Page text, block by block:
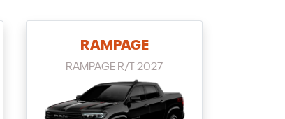
RAMPAGE
RAMPAGE R/T 2027